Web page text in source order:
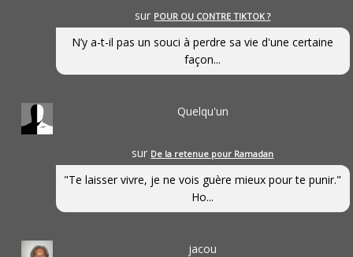
sur POUR OU CONTRE TIKTOK ?
N’y a-t-il pas un souci à perdre sa vie d'une certaine
façon...
Quelqu'un
sur De la retenue pour Ramadan
"Te laisser vivre, je ne vois guère mieux pour te punir."
Ho...
jacou